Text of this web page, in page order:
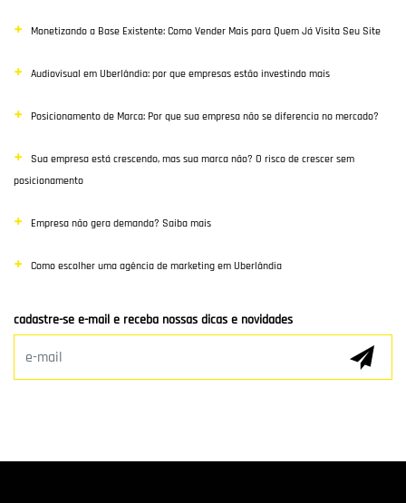
Google Ads
E-commerce
Poisiconamento e Branding
SEO
Marketing Digital
Desenvolvimento de app
Monetizando a Base Existente: Como Vender Mais para Quem Já Visita Seu Site
Audiovisual em Uberlândia: por que empresas estão investindo mais
Posicionamento de Marca: Por que sua empresa não se diferencia no mercado?
Sua empresa está crescendo, mas sua marca não? O risco de crescer sem
posicionamento
Empresa não gera demanda? Saiba mais
Como escolher uma agência de marketing em Uberlândia
cadastre-se e-mail e receba nossas dicas e novidades